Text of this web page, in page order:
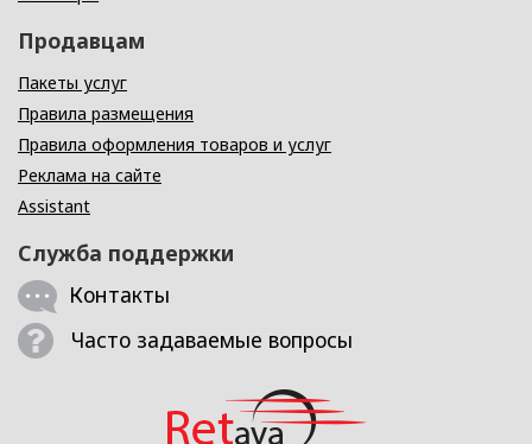
Продавцам
Пакеты услуг
Правила размещения
Правила оформления товаров и услуг
Реклама на сайте
Assistant
Служба поддержки
Контакты
Часто задаваемые вопросы